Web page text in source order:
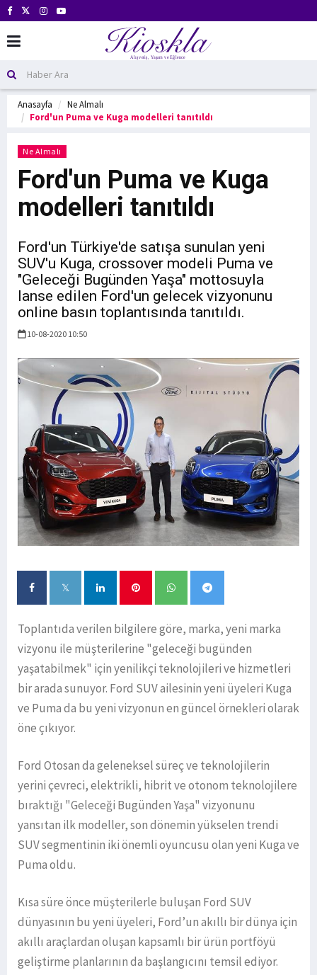
Anasayfa
Ne Almalı
Ford'un Puma ve Kuga modelleri tanıtıldı
Ne Almalı
Ford'un Puma ve Kuga
modelleri tanıtıldı
Ford'un Türkiye'de satışa sunulan yeni
SUV'u Kuga, crossover modeli Puma ve
"Geleceği Bugünden Yaşa" mottosuyla
lanse edilen Ford'un gelecek vizyonunu
online basın toplantısında tanıtıldı.
10-08-2020 10:50
Toplantıda verilen bilgilere göre, marka, yeni marka
vizyonu ile müşterilerine "geleceği bugünden
yaşatabilmek" için yenilikçi teknolojileri ve hizmetleri
bir arada sunuyor. Ford SUV ailesinin yeni üyeleri Kuga
ve Puma da bu yeni vizyonun en güncel örnekleri olarak
öne çıkıyor.
Ford Otosan da geleneksel süreç ve teknolojilerin
yerini çevreci, elektrikli, hibrit ve otonom teknolojilere
bıraktığı "Geleceği Bugünden Yaşa" vizyonunu
yansıtan ilk modeller, son dönemin yükselen trendi
SUV segmentinin iki önemli oyuncusu olan yeni Kuga ve
Puma oldu.
Kısa süre önce müşterilerle buluşan Ford SUV
dünyasının bu yeni üyeleri, Ford’un akıllı bir dünya için
akıllı araçlardan oluşan kapsamlı bir ürün portföyü
geliştirme planlarının da başlangıcını temsil ediyor.